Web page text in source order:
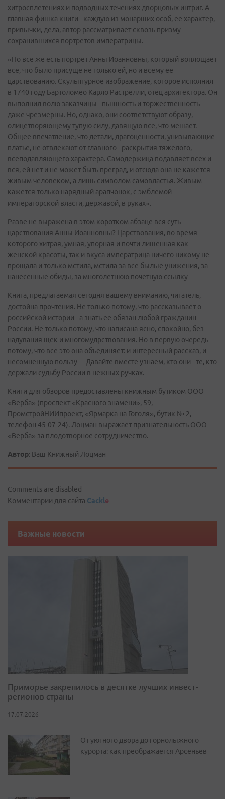
хитросплетениях и подводных течениях дворцовых интриг. А
главная фишка книги - каждую из монарших особ, ее характер,
привычки, дела, автор рассматривает сквозь призму
сохранившихся портретов императрицы.
«Но все же есть портрет Анны Иоанновны, который воплощает
все, что было присуще не только ей, но и всему ее
царствованию. Скульптурное изображение, которое исполнил
в 1740 году Бартоломео Карло Растрелли, отец архитектора. Он
выполнил волю заказчицы - пышность и торжественность
даже чрезмерны. Но, однако, они соответствуют образу,
олицетворяющему тупую силу, давящую все, что мешает.
Общее впечатление, что детали, драгоценности, унизывающие
платье, не отвлекают от главного - раскрытия тяжелого,
всеподавляющего характера. Самодержица подавляет всех и
вся, ей нет и не может быть преград, и отсюда она не кажется
живым человеком, а лишь символом самовластья. Живым
кажется только нарядный арапчонок, с эмблемой
императорской власти, державой, в руках».
Разве не выражена в этом коротком абзаце вся суть
царствования Анны Иоанновны? Царствования, во время
которого хитрая, умная, упорная и почти лишенная как
женской красоты, так и вкуса императрица ничего никому не
прощала и только мстила, мстила за все былые унижения, за
нанесенные обиды, за многолетнюю почетную ссылку…
Книга, предлагаемая сегодня вашему вниманию, читатель,
достойна прочтения. Не только потому, что рассказывает о
российской истории - а знать ее обязан любой гражданин
России. Не только потому, что написана ясно, спокойно, без
надувания щек и многомудрствования. Но в первую очередь
потому, что все это она объединяет: и интересный рассказ, и
несомненную пользу… Давайте вместе узнаем, кто они - те, кто
держали судьбу России в нежных ручках.
Книги для обзоров предоставлены книжным бутиком ООО
«Верба» (проспект «Красного знамени», 59,
ПромстройНИИпроект, «Ярмарка на Гоголя», бутик № 2,
телефон 45-07-24). Лоцман выражает признательность ООО
«Верба» за плодотворное сотрудничество.
Автор: Ваш Книжный Лоцман
Comments are disabled
Комментарии для сайта Cackle
Важные новости
Приморье закрепилось в десятке лучших инвест-
регионов страны
17.07.2026
От уютного двора до горнолыжного
курорта: как преображается Арсеньев